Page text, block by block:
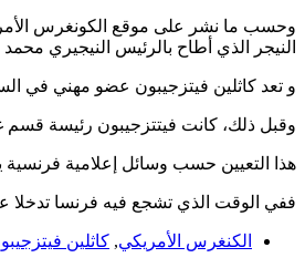
النيجر الذي أطاح بالرئيس النيجيري محمد
و تعد كاثلين فيتزجيبون عضو مهني في
وقبل ذلك، كانت فيتتزجيبون رئيسة قسم
هذا التعيين حسب وسائل إعلامية
ففي الوقت الذي تشجع فيه فرنسا تدخلا
الكنغرس الأمريكي, كاثلين